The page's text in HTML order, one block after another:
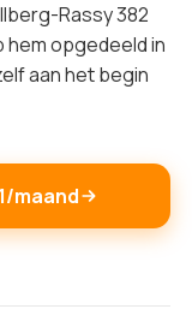
Rassy 382
hem opgedeeld in
aan het begin
maand